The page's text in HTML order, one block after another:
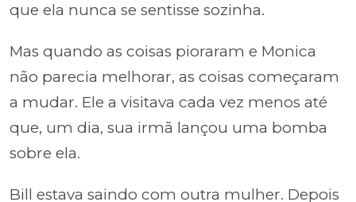
que ela nunca se sentisse sozinha.
Mas quando as coisas pioraram e Monica
não parecia melhorar, as coisas começaram
a mudar. Ele a visitava cada vez menos até
que, um dia, sua irmã lançou uma bomba
sobre ela.
Bill estava saindo com outra mulher. Depois